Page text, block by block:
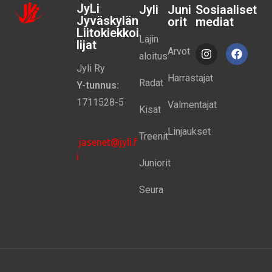
JyLi
Jyväskylän
Liitokiekkoi
lijat
Jyli Ry
Y-tunnus:
1711528-5
jasenet@jyli.f
i
Jyli
Lajin
aloitus
Radat
Kisat
Treenit
Juniorit
Seura
Juni
orit
Arvot
Harrastajat
Valmentajat
Linjaukset
Sosiaaliset
mediat